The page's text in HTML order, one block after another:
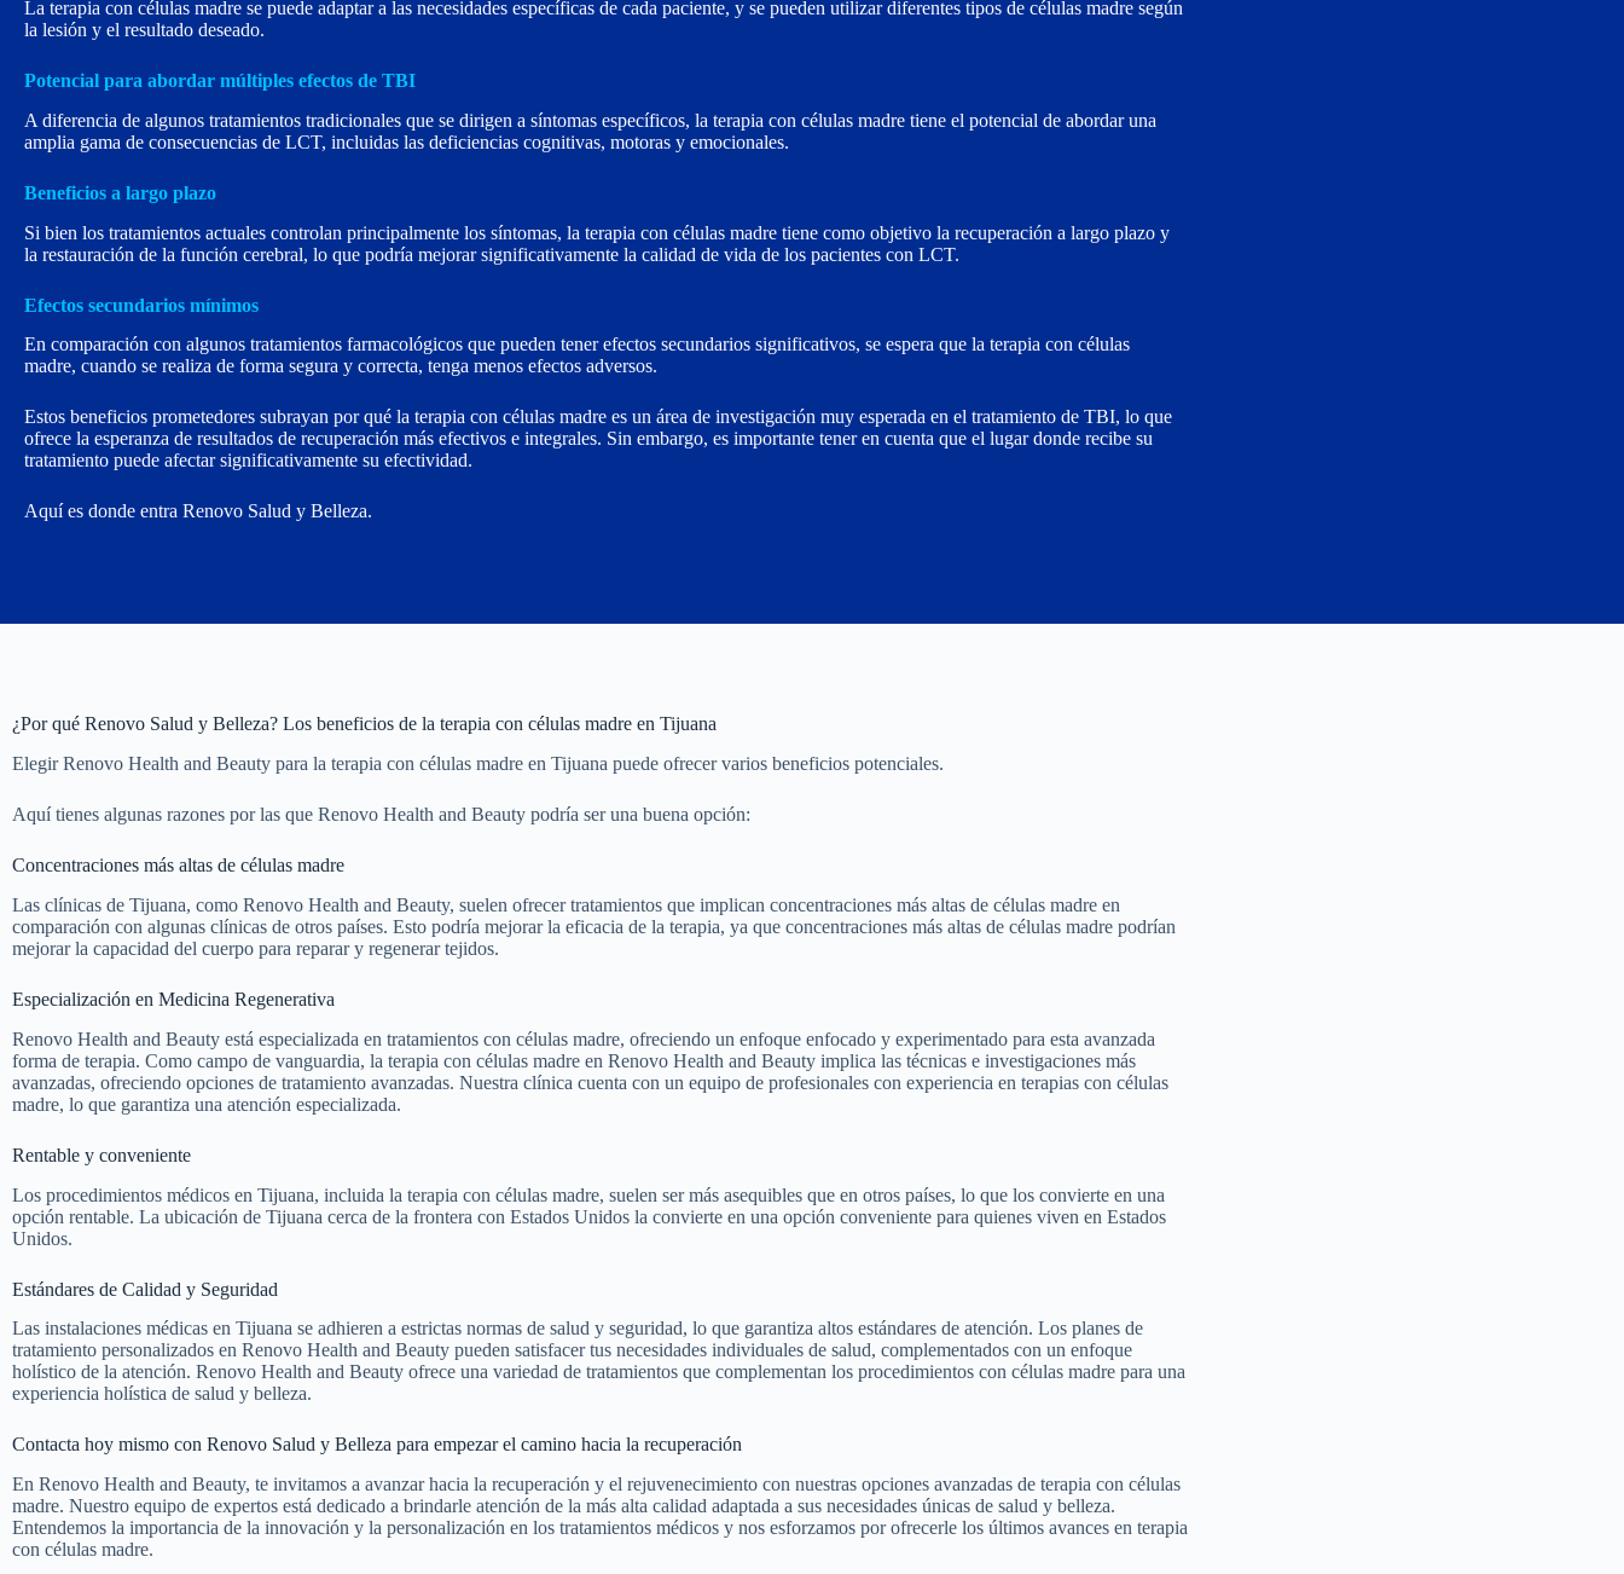
La terapia con células madre se puede adaptar a las necesidades específicas de cada paciente, y se pueden utilizar diferentes tipos de células madre según
la lesión y el resultado deseado.
Potencial para abordar múltiples efectos de TBI
A diferencia de algunos tratamientos tradicionales que se dirigen a síntomas específicos, la terapia con células madre tiene el potencial de abordar una
amplia gama de consecuencias de LCT, incluidas las deficiencias cognitivas, motoras y emocionales.
Beneficios a largo plazo
Si bien los tratamientos actuales controlan principalmente los síntomas, la terapia con células madre tiene como objetivo la recuperación a largo plazo y
la restauración de la función cerebral, lo que podría mejorar significativamente la calidad de vida de los pacientes con LCT.
Efectos secundarios mínimos
En comparación con algunos tratamientos farmacológicos que pueden tener efectos secundarios significativos, se espera que la terapia con células
madre, cuando se realiza de forma segura y correcta, tenga menos efectos adversos.
Estos beneficios prometedores subrayan por qué la terapia con células madre es un área de investigación muy esperada en el tratamiento de TBI, lo que
ofrece la esperanza de resultados de recuperación más efectivos e integrales. Sin embargo, es importante tener en cuenta que el lugar donde recibe su
tratamiento puede afectar significativamente su efectividad.
Aquí es donde entra Renovo Salud y Belleza.
¿Por qué Renovo Salud y Belleza? Los beneficios de la terapia con células madre en Tijuana
Elegir Renovo Health and Beauty para la terapia con células madre en Tijuana puede ofrecer varios beneficios potenciales.
Aquí tienes algunas razones por las que Renovo Health and Beauty podría ser una buena opción:
Concentraciones más altas de células madre
Las clínicas de Tijuana, como Renovo Health and Beauty, suelen ofrecer tratamientos que implican concentraciones más altas de células madre en
comparación con algunas clínicas de otros países. Esto podría mejorar la eficacia de la terapia, ya que concentraciones más altas de células madre podrían
mejorar la capacidad del cuerpo para reparar y regenerar tejidos.
Especialización en Medicina Regenerativa
Renovo Health and Beauty está especializada en tratamientos con células madre, ofreciendo un enfoque enfocado y experimentado para esta avanzada
forma de terapia. Como campo de vanguardia, la terapia con células madre en Renovo Health and Beauty implica las técnicas e investigaciones más
avanzadas, ofreciendo opciones de tratamiento avanzadas. Nuestra clínica cuenta con un equipo de profesionales con experiencia en terapias con células
madre, lo que garantiza una atención especializada.
Rentable y conveniente
Los procedimientos médicos en Tijuana, incluida la terapia con células madre, suelen ser más asequibles que en otros países, lo que los convierte en una
opción rentable. La ubicación de Tijuana cerca de la frontera con Estados Unidos la convierte en una opción conveniente para quienes viven en Estados
Unidos.
Estándares de Calidad y Seguridad
Las instalaciones médicas en Tijuana se adhieren a estrictas normas de salud y seguridad, lo que garantiza altos estándares de atención. Los planes de
tratamiento personalizados en Renovo Health and Beauty pueden satisfacer tus necesidades individuales de salud, complementados con un enfoque
holístico de la atención. Renovo Health and Beauty ofrece una variedad de tratamientos que complementan los procedimientos con células madre para una
experiencia holística de salud y belleza.
Contacta hoy mismo con Renovo Salud y Belleza para empezar el camino hacia la recuperación
En Renovo Health and Beauty, te invitamos a avanzar hacia la recuperación y el rejuvenecimiento con nuestras opciones avanzadas de terapia con células
madre. Nuestro equipo de expertos está dedicado a brindarle atención de la más alta calidad adaptada a sus necesidades únicas de salud y belleza.
Entendemos la importancia de la innovación y la personalización en los tratamientos médicos y nos esforzamos por ofrecerle los últimos avances en terapia
con células madre.